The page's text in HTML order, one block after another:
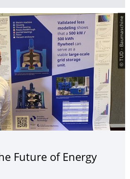
© TUD - Baumaschine
Future of Energy